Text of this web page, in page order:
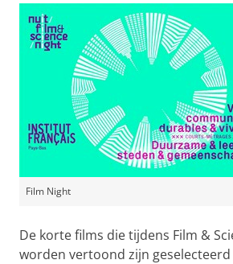
Film Night
De korte films die tijdens Film &
worden vertoond zijn